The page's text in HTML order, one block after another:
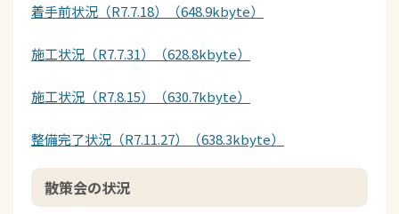
着手前状況（R7.7.18）（648.9kbyte）
施工状況（R7.7.31）（628.8kbyte）
施工状況（R7.8.15）（630.7kbyte）
整備完了状況（R7.11.27）（638.3kbyte）
散策会の状況